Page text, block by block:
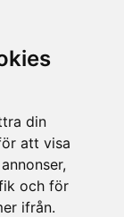
din
att visa
och för
ifrån.